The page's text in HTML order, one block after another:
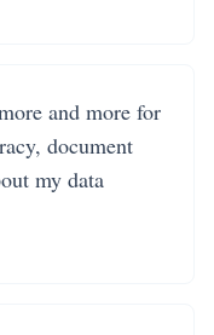
and more for
document
my data.